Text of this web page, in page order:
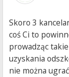
Skoro 3
coś Ci to
prowadząc
uzyskania
nie można